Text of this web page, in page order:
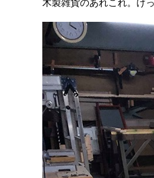
木製雑貨のあれこれ。け